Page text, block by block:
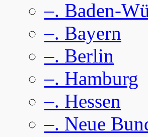
–. Baden-
–. Bayern
–. Berlin
–. Hamburg
–. Hessen
–. Neue